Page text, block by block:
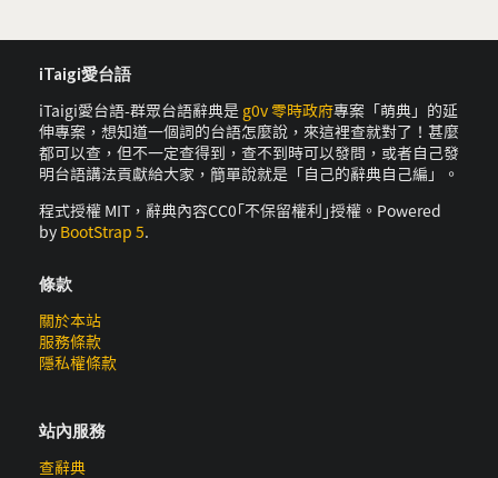
iTaigi愛台語
iTaigi愛台語-群眾台語辭典是 g0v 零時政府專案「萌典」的延
伸專案，想知道一個詞的台語怎麼說，來這裡查就對了！甚麼
都可以查，但不一定查得到，查不到時可以發問，或者自己發
明台語講法貢獻給大家，簡單說就是「自己的辭典自己編」。
程式授權 MIT，辭典內容CC0｢不保留權利｣授權。Powered
by BootStrap 5.
條款
關於本站
服務條款
隱私權條款
站內服務
查辭典